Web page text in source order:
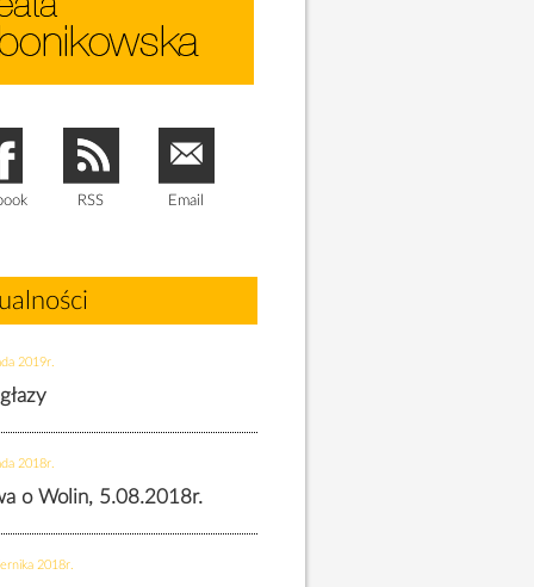
RSS Email
2019r.
2018r.
o Wolin, 5.08.2018r.
2018r.